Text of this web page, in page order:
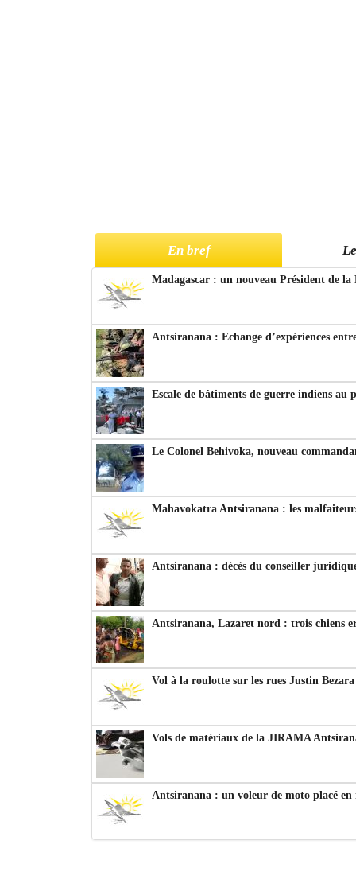
En bref
Madagascar : un nouveau Président de
Antsiranana : Echange d’expériences
Escale de bâtiments de guerre indiens au
Le Colonel Behivoka, nouveau
Mahavokatra Antsiranana : les
Antsiranana : décès du conseiller
Antsiranana, Lazaret nord : trois chiens
Vol à la roulotte sur les rues Justin
Vols de matériaux de la JIRAMA
Antsiranana : un voleur de moto placé en